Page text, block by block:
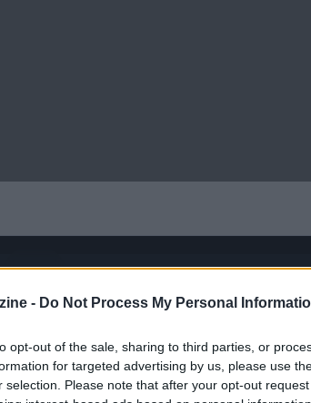
- Do Not Process My Personal
opt-out of the sale, sharing to third parties, or
for targeted advertising by us, please use
selection. Please note that after your opt-out